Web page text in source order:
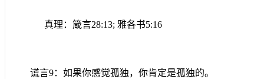
真理：箴言28:13; 雅各书5:16
谎言9：如果你感觉孤独，你肯定是孤独的。